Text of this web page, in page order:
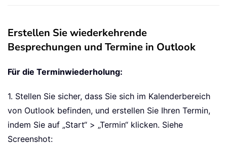
Erstellen Sie wiederkehrende
Besprechungen und Termine in Outlook
Für die Terminwiederholung:
1. Stellen Sie sicher, dass Sie sich im Kalenderbereich
von Outlook befinden, und erstellen Sie Ihren Termin,
indem Sie auf „Start“ > „Termin“ klicken. Siehe
Screenshot: